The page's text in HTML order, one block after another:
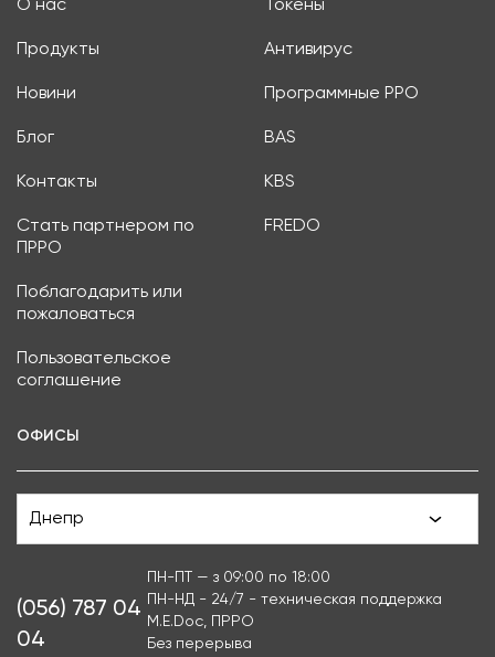
О нас
Продукты
Новини
Блог
Контакты
Стать партнером по
ПРРО
Поблагодарить или
пожаловаться
Пользовательское
соглашение
Токены
Антивирус
Программные РРО
BAS
KBS
FREDO
ОФИСЫ
Днепр
(056) 787 04
04
ПН-ПТ — з 09:00 по 18:00
ПН-НД - 24/7 - техническая поддержка
M.E.Doc, ПРРО
Без перерыва